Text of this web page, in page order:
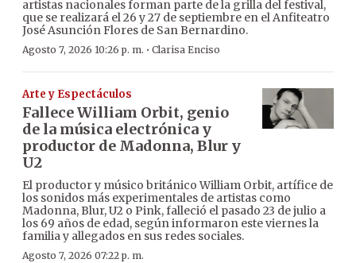
artistas nacionales forman parte de la grilla del festival,
que se realizará el 26 y 27 de septiembre en el Anfiteatro
José Asunción Flores de San Bernardino.
Agosto 7, 2026 10:26 p. m. · Clarisa Enciso
Arte y Espectáculos
Fallece William Orbit, genio
de la música electrónica y
productor de Madonna, Blur y
U2
El productor y músico británico William Orbit, artífice de
los sonidos más experimentales de artistas como
Madonna, Blur, U2 o Pink, falleció el pasado 23 de julio a
los 69 años de edad, según informaron este viernes la
familia y allegados en sus redes sociales.
Agosto 7, 2026 07:22 p. m.